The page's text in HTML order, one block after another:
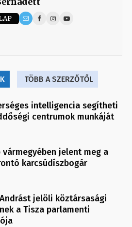
TÖBB A SZERZŐTŐL
intelligencia segítheti
centrumok munkáját
vármegyében jelent meg a
karcsúdíszbogár
jelöli köztársasági
a Tisza parlamenti